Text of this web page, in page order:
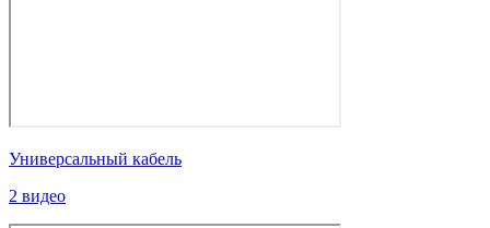
Универсальный кабель
2 видео